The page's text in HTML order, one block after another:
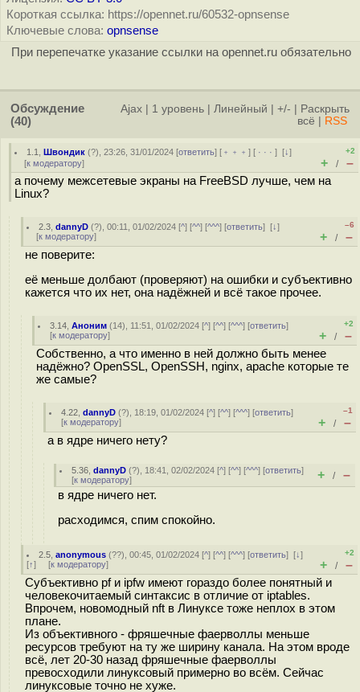
Короткая ссылка: https://opennet.ru/60532-opnsense
Ключевые слова: opnsense
При перепечатке указание ссылки на opennet.ru обязательно
Обсуждение
(40)
Ajax 1 уровень Линейный +/-
Раскрыть
всё
RSS
1.1 ,Швондик (?), 23:26, 31/01/2024 [ответить] [ ﹢﹢﹢] [ · · ·][↓]
[к модератору]
+2
+ / –
а почему межсетевые экраны на FreeBSD лучше, чем на
Linux?
2.3 ,dannyD (?), 00:11, 01/02/2024 [^] [^^] [^^^] [ответить][↓]
[к модератору]
–6
+ / –
не поверите:
её меньше долбают (проверяют) на ошибки и субъективно
кажется что их нет, она надёжней и всё такое прочее.
3.14 ,Аноним (14), 11:51, 01/02/2024 [^] [^^] [^^^] [ответить]
[к модератору]
+2
+ / –
Собственно, а что именно в ней должно быть менее
надёжно? OpenSSL, OpenSSH, nginx, apache которые те
же самые?
4.22 ,dannyD (?), 18:19, 01/02/2024 [^] [^^] [^^^] [ответить]
[к модератору]
–1
+ / –
а в ядре ничего нету?
5.36 ,dannyD (?), 18:41, 02/02/2024 [^] [^^] [^^^] [ответить]
[к модератору] + / –
в ядре ничего нет.
расходимся, спим спокойно.
2.5 ,anonymous (??), 00:45, 01/02/2024 [^] [^^] [^^^] [ответить][↓]
[↑] [к модератору]
+2
+ / –
Субъективно pf и ipfw имеют гораздо более понятный и
человекочитаемый синтаксис в отличие от iptables.
Впрочем, новомодный nft в Линуксе тоже неплох в этом
плане.
Из объективного - фряшечные фаерволлы меньше
ресурсов требуют на ту же ширину канала. На этом вроде
всё, лет 20-30 назад фряшечные фаерволлы
превосходили линуксовый примерно во всём. Сейчас
линуксовые точно не хуже.